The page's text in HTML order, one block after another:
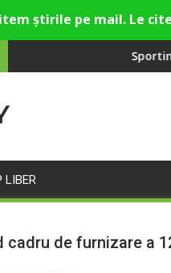
SportinCluj: Cine este
LIBER
cadru de furnizare a